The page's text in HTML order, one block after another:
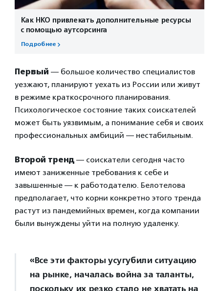
Как НКО привлекать дополнительные ресурсы
с помощью аутсорсинга
Подробнее
Первый — большое количество специалистов
уезжают, планируют уехать из России или живут
в режиме краткосрочного планирования.
Психологическое состояние таких соискателей
может быть уязвимым, а понимание себя и своих
профессиональных амбиций — нестабильным.
Второй тренд — соискатели сегодня часто
имеют заниженные требования к себе и
завышенные — к работодателю. Белотелова
предполагает, что корни конкретно этого тренда
растут из пандемийных времен, когда компании
были вынуждены уйти на полную удаленку.
«Все эти факторы усугубили ситуацию
на рынке, началась война за таланты,
поскольку их резко стало не хватать на